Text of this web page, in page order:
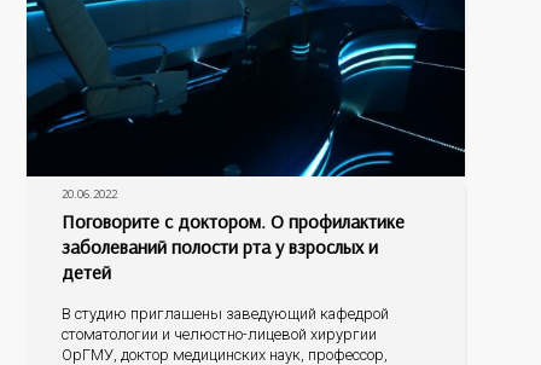
20.06.2022
Поговорите с доктором. О профилактике
заболеваний полости рта у взрослых и
детей
В студию приглашены заведующий кафедрой
стоматологии и челюстно-лицевой хирургии
ОрГМУ, доктор медицинских наук, профессор,